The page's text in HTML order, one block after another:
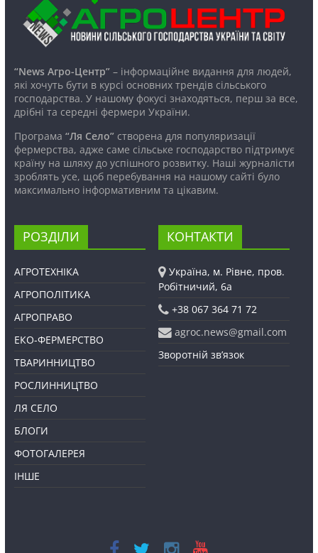
“News Агро-Центр”– інформаційне видання для людей,
які хочуть бути в курсі основних трендів сільського
господарства. У нашому фокусі знаходяться, перш за все,
дрібні та середні фермери України.
Програма “Ля Село”створена для популяризації
фермерства, адже саме сільське господарство підтримує
країну на шляху до успішного розвитку. Наші журналісти
зроблять усе, щоб перебування на нашому сайті було
максимально інформативним та цікавим.
РОЗДІЛИ
АГРОТЕХНІКА
АГРОПОЛІТИКА
АГРОПРАВО
ЕКО-ФЕРМЕРСТВО
ТВАРИННИЦТВО
РОСЛИННИЦТВО
ЛЯ СЕЛО
БЛОГИ
ФОТОГАЛЕРЕЯ
ІНШЕ
КОНТАКТИ
Україна, м. Рівне, пров.
Робітничий, 6а
+38 067 364 71 72
agroc.news@gmail.com
Зворотній зв’язок